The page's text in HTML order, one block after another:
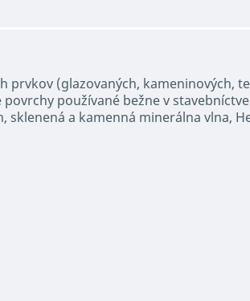
(glazovaných, kameninových,
používané bežne v
a kamenná minerálna vlna,